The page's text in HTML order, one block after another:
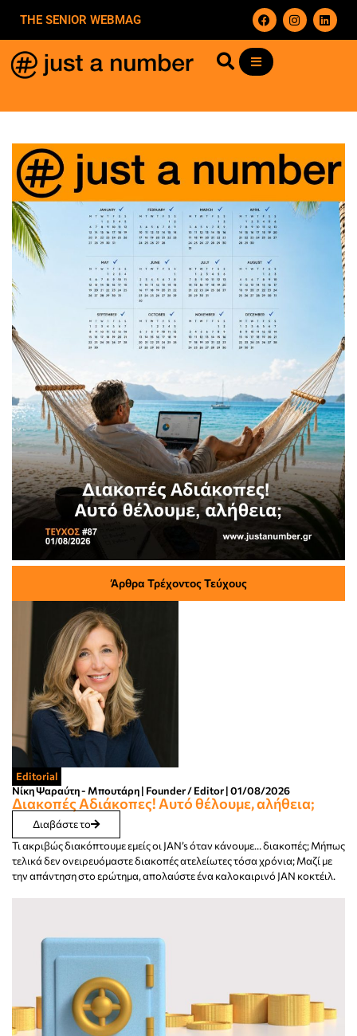
THE SENIOR WEBMAG
Άρθρα Τρέχοντος Τεύχους
Editorial
Νίκη Ψαραύτη - Μπουτάρη | Founder / Editor | 01/08/2026
Διακοπές Αδιάκοπες! Αυτό θέλουμε, αλήθεια;
Διαβάστε το
Τι ακριβώς διακόπτουμε εμείς οι JAN’s όταν κάνουμε… διακοπές; Μήπως
τελικά δεν ονειρευόμαστε διακοπές ατελείωτες τόσα χρόνια; Μαζί με
την απάντηση στο ερώτημα, απολαύστε ένα καλοκαιρινό JAN κοκτέιλ.